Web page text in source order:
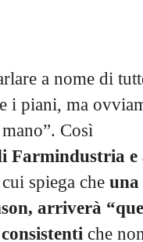
a nome di
i piani, ma
Così
Farmindustria e
spiega che
arriverà
che